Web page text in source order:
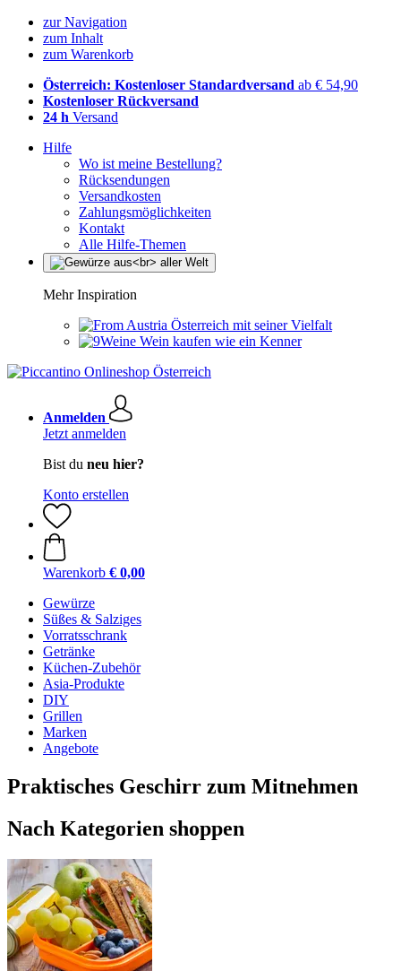
zur Navigation
zum Inhalt
zum Warenkorb
Österreich: Kostenloser Standardversand ab € 54,90
Kostenloser Rückversand
24 h Versand
Hilfe
Wo ist meine Bestellung?
Rücksendungen
Versandkosten
Zahlungsmöglichkeiten
Kontakt
Alle Hilfe-Themen
Mehr Inspiration
Österreich mit seiner Vielfalt
Wein kaufen wie ein Kenner
Anmelden
Jetzt anmelden
Bist du neu hier?
Konto erstellen
Warenkorb € 0,00
Gewürze
Süßes & Salziges
Vorratsschrank
Getränke
Küchen-Zubehör
Asia-Produkte
DIY
Grillen
Marken
Angebote
Praktisches Geschirr zum Mitnehmen
Nach Kategorien shoppen